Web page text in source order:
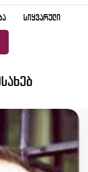
ᲡᲘᲧᲕᲐᲠᲣᲚᲘ